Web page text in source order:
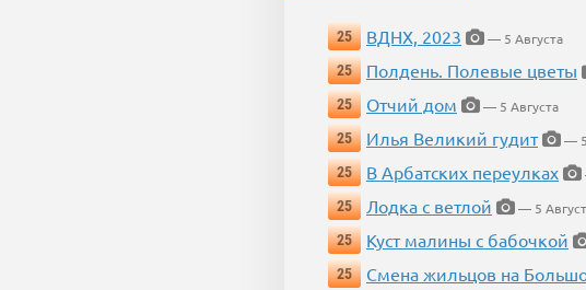
25 ВДНХ, 2023
— 5 Августа
25
Полдень. Полевые цветы
25
Отчий дом
— 5 Августа
25
Илья Великий гудит
— 5
25
В Арбатских переулках
25
Лодка с ветлой
— 5
25
Куст малины с бабочкой
25
Смена жильцов на